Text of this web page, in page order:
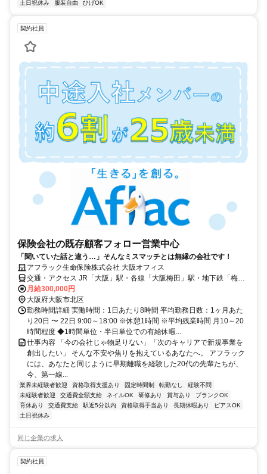
土日祝休み
服装自由 ひげOK
契約社員
保険会社の既存顧客フォロー営業中心
「聞いていた話と違う…」そんなミスマッチとは無縁の会社です！
アフラック生命保険株式会社 大阪オフィス
交通・アクセス JR「大阪」駅・各線「大阪梅田」駅・地下鉄「梅
田」駅より徒歩6分/JR「北新地」駅すぐ
月給300,000円
大阪府大阪市北区
勤務時間詳細 実働時間：1日あたり8時間 平均勤務日数：1ヶ月あた
り20日 〜 22日 9:00～18:00 ※休憩1時間 ※平均残業時間 月10～20
時間程度 ◆1時間単位・半日単位での有給休暇...
仕事内容 「今の会社じゃ物足りない」「次のキャリアで新規事業を
創出したい」 そんな不安や焦りを抱えているあなたへ。 アフラック
には、あなたと同じように早期離職を経験した20代の先輩たちが、
今、第一線...
業界未経験者歓迎 資格取得支援あり 固定時間制 転勤なし
経験不問
未経験者歓迎
交通費全額支給 ネイルOK 研修あり 賞与あり
ブランクOK
育休あり
交通費支給 駅近5分以内 資格取得手当あり 長期休暇あり
ピアスOK
土日祝休み
同じ企業の求人
契約社員